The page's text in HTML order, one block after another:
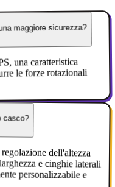
maggiore sicurezza?
una caratteristica
le forze rotazionali
casco?
dell'altezza
e cinghie laterali
personalizzabile e